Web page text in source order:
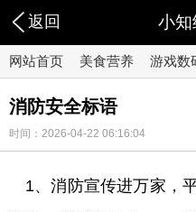
返回 小知
网站首页 美食营养 游戏数
消防安全标语
时间：2026-04-22 06:16:04
1、消防宣传进万家，